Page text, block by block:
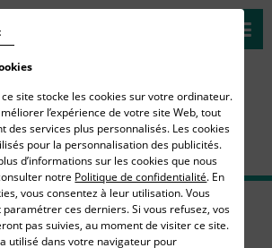
site stocke les cookies sur votre ordinateur.
l’expérience de votre site Web, tout
des services plus personnalisés. Les cookies
pour la personnalisation des publicités.
d’informations sur les cookies que nous
notre Politique de confidentialité. En
vous consentez à leur utilisation. Vous
ces derniers. Si vous refusez, vos
pas suivies, au moment de visiter ce site.
utilisé dans votre navigateur pour